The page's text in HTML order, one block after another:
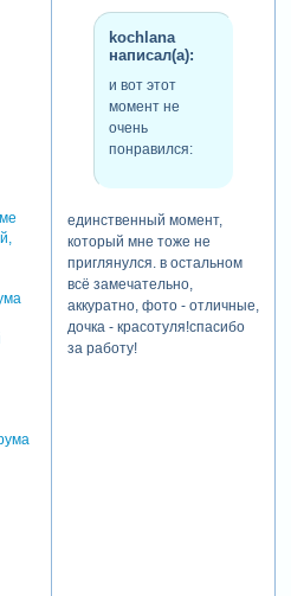
kochlana
написал(а):
и вот этот
момент не
очень
понравился:
единственный момент,
который мне тоже не
приглянулся. в остальном
всё замечательно,
аккуратно, фото - отличные,
дочка - красотуля!спасибо
за работу!